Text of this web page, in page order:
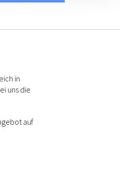
in
uns die
auf